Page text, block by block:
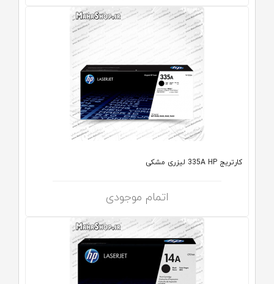
کارتریج 335A HP لیزری مشکی
اتمام موجودی